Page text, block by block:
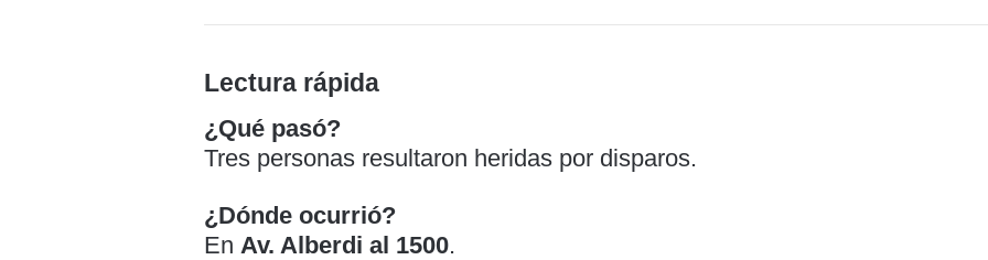
Lectura rápida
¿Qué pasó?
Tres personas resultaron heridas por disparos.
¿Dónde ocurrió?
En Av. Alberdi al 1500.